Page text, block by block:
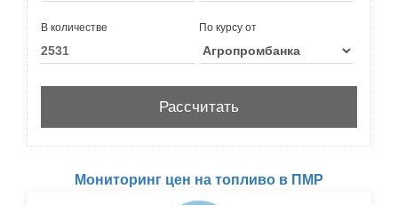
В количестве По курсу от
Мониторинг цен на топливо в ПМР